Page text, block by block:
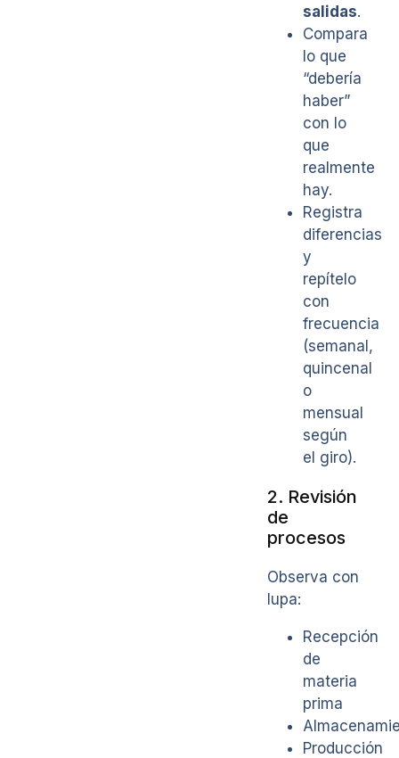
salidas.
Compara
lo que
“debería
haber”
con lo
que
realmente
hay.
Registra
diferencias
y
repítelo
con
frecuencia
(semanal,
quincenal
o
mensual
según
el giro).
2. Revisión
de
procesos
Observa con
lupa:
Recepción
de
materia
prima
Producción